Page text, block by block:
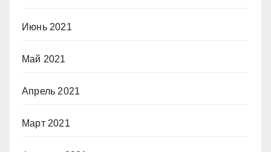
Июнь 2021
Май 2021
Апрель 2021
Март 2021